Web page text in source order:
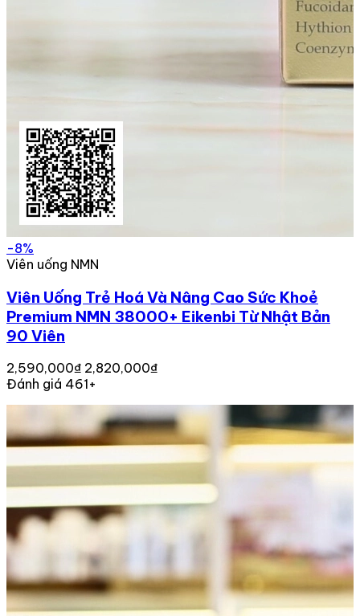
-8%
Viên uống NMN
Viên Uống Trẻ Hoá Và Nâng Cao Sức Khoẻ
Premium NMN 38000+ Eikenbi Từ Nhật Bản
90 Viên
2,590,000₫ 2,820,000₫
Đánh giá 461+